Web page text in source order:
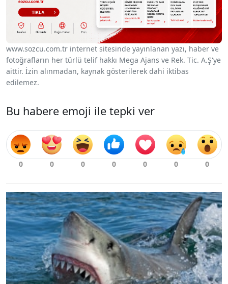
www.sozcu.com.tr internet sitesinde yayınlanan yazı, haber ve
fotoğrafların her türlü telif hakkı Mega Ajans ve Rek. Tic. A.Ş'ye
aittir. İzin alınmadan, kaynak gösterilerek dahi iktibas
edilemez.
Bu habere emoji ile tepki ver